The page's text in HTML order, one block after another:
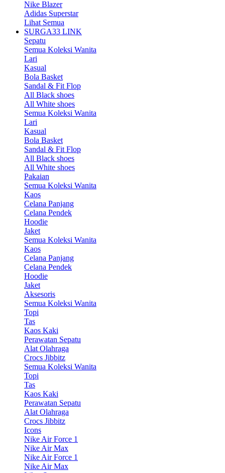
Nike Blazer
Adidas Superstar
Lihat Semua
SURGA33 LINK
Sepatu
Semua Koleksi Wanita
Lari
Kasual
Bola Basket
Sandal & Fit Flop
All Black shoes
All White shoes
Semua Koleksi Wanita
Lari
Kasual
Bola Basket
Sandal & Fit Flop
All Black shoes
All White shoes
Pakaian
Semua Koleksi Wanita
Kaos
Celana Panjang
Celana Pendek
Hoodie
Jaket
Semua Koleksi Wanita
Kaos
Celana Panjang
Celana Pendek
Hoodie
Jaket
Aksesoris
Semua Koleksi Wanita
Topi
Tas
Kaos Kaki
Perawatan Sepatu
Alat Olahraga
Crocs Jibbitz
Semua Koleksi Wanita
Topi
Tas
Kaos Kaki
Perawatan Sepatu
Alat Olahraga
Crocs Jibbitz
Icons
Nike Air Force 1
Nike Air Max
Nike Air Force 1
Nike Air Max